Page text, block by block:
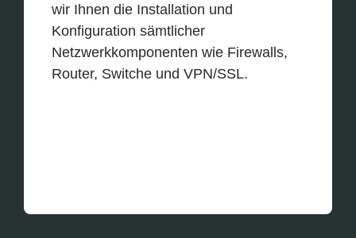
wir Ihnen die Installation und
Konfiguration sämtlicher
Netzwerkkomponenten wie Firewalls,
Router, Switche und VPN/SSL.